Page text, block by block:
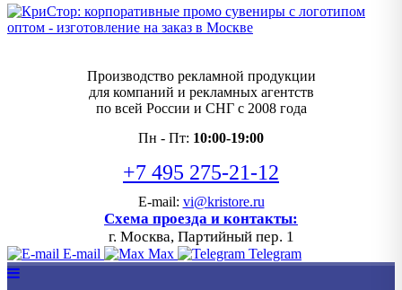
Производство рекламной продукции
для компаний и рекламных агентств
по всей России и СНГ с 2008 года
Пн - Пт: 10:00-19:00
+7 495 275-21-12
E-mail: vi@kristore.ru
Схема проезда и контакты:
г. Москва, Партийный пер. 1
E-mail Max Telegram